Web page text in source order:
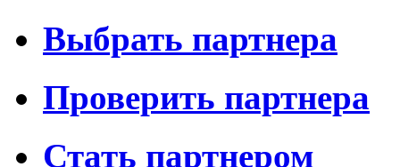
Выбрать партнера
Проверить партнера
Стать партнером